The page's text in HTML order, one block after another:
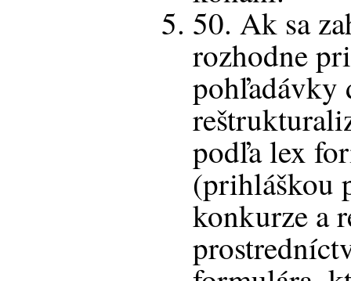
50. Ak sa
rozhodne
pohľadávky
podľa lex
(prihláškou
konkurze a